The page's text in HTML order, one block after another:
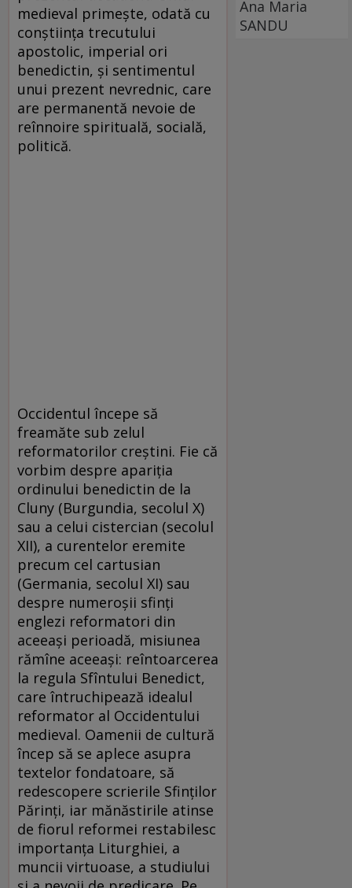
medieval primește, odată cu
conștiința trecutului
apostolic, imperial ori
benedictin, și sentimentul
unui prezent nevrednic, care
are permanentă nevoie de
reînnoire spirituală, socială,
politică.
Occidentul începe să
freamăte sub zelul
reformatorilor creștini. Fie că
vorbim despre apariția
ordinului benedictin de la
Cluny (Burgundia, secolul X)
sau a celui cistercian (secolul
XII), a curentelor eremite
precum cel cartusian
(Germania, secolul XI) sau
despre numeroșii sfinți
englezi reformatori din
aceeași perioadă, misiunea
rămîne aceeași: reîntoarcerea
la regula Sfîntului Benedict,
care întruchipează idealul
reformator al Occidentului
medieval. Oamenii de cultură
încep să se aplece asupra
textelor fondatoare, să
redescopere scrierile Sfinților
Părinți, iar mănăstirile atinse
de fiorul reformei restabilesc
importanța Liturghiei, a
muncii virtuoase, a studiului
Ana Maria
SANDU